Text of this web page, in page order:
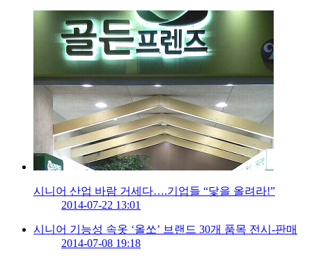
시니어 산업 바람 거세다….기업들 “닻을 올려라!”
2014-07-22 13:01
시니어 기능성 속옷 ‘올쏘’ 브랜드 30개 품목 전시-판매
2014-07-08 19:18